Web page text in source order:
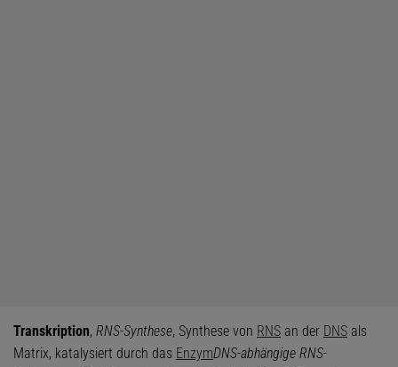
Transkription, RNS-Synthese, Synthese von RNS an der DNS als
Matrix, katalysiert durch das EnzymDNS-abhängige RNS-